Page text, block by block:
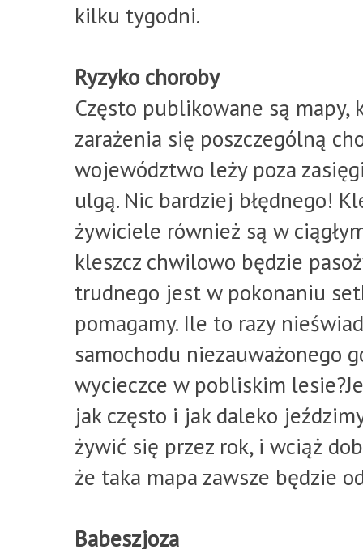
kilku tygodni.
Ryzyko choroby
Często publikowane są
zarażenia się poszczególną
województwo leży poza
ulgą. Nic bardziej błędnego!
żywiciele również są w
kleszcz chwilowo będzie
trudnego jest w pokonaniu
pomagamy. Ile to razy
samochodu niezauważonego
wycieczce w pobliskim
jak często i jak daleko
żywić się przez rok, i wciąż
że taka mapa zawsze będzie
Babeszjoza